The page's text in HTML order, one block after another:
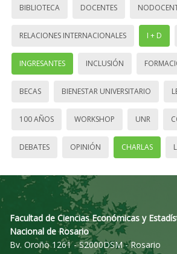
BIBLIOTECA DOCENTES
RELACIONES INTERNACIONALES I + D
INGRESANTES INCLUSIÓN
BECAS BIENESTAR UNIVERSITARIO
100 AÑOS WORKSHOP UNR
DEBATES OPINIÓN CHARLAS
Facultad de Ciencias Económicas y
Nacional de Rosario
Bv. Oroño 1261 - S2000DSM - Rosario